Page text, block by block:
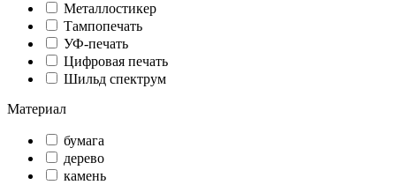
Металлостикер
Тампопечать
УФ-печать
Цифровая печать
Шильд спектрум
Материал
бумага
дерево
камень